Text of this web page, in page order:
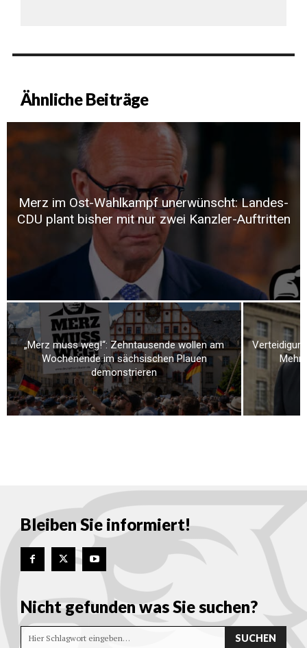
Ähnliche Beiträge
Merz im Ost-Wahlkampf unerwünscht: Landes-
CDU plant bisher mit nur zwei Kanzler-Auftritten
„Merz muss weg!“: Zehntausende wollen am
Wochenende im sächsischen Plauen
demonstrieren
Mehr
Bleiben Sie informiert!
Nicht gefunden was Sie suchen?
Hier Schlagwort eingeben… SUCHEN